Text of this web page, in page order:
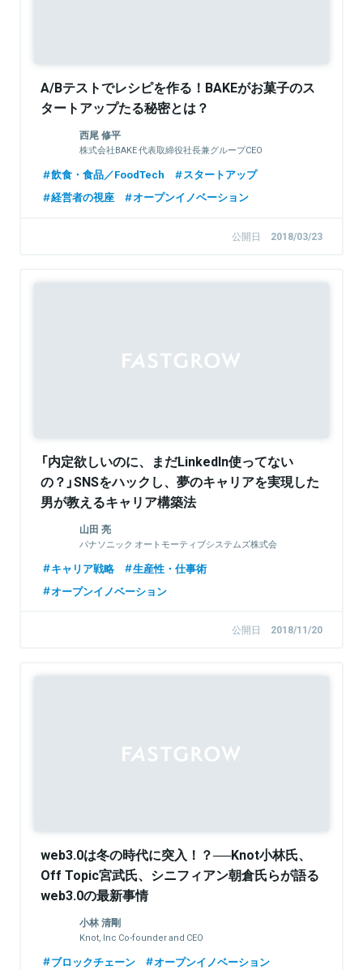
A/Bテストでレシピを作る！BAKEがお菓子のス
タートアップたる秘密とは？
西尾 修平
株式会社BAKE 代表取締役社長兼グループCEO
飲食・食品／FoodTech
スタートアップ
経営者の視座
オープンイノベーション
公開日 2018/03/23
「内定欲しいのに、まだLinkedIn使ってない
の？」SNSをハックし、夢のキャリアを実現した
男が教えるキャリア構築法
山田 亮
パナソニック オートモーティブシステムズ株式会
画部
キャリア戦略
生産性・仕事術
オープンイノベーション
公開日 2018/11/20
web3.0は冬の時代に突入！？──Knot小林氏、
Off Topic宮武氏、シニフィアン朝倉氏らが語る
web3.0の最新事情
小林 清剛
Knot, Inc Co-founder and CEO
ブロックチェーン
オープンイノベーション